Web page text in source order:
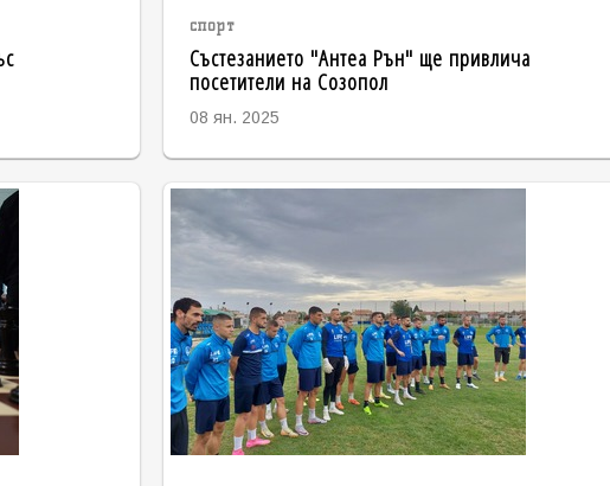
спорт
Състезанието "Антеа Рън" ще привлича
посетители на Созопол
08 ян. 2025